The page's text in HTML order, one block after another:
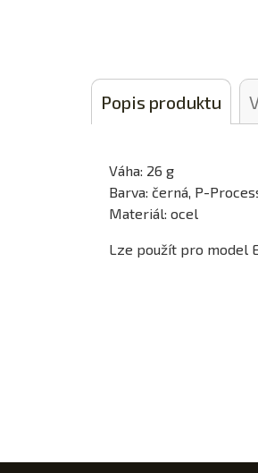
Popis produktu
Váha: 26 g
Barva: černá, P-
Materiál: ocel
Lze použít pro model